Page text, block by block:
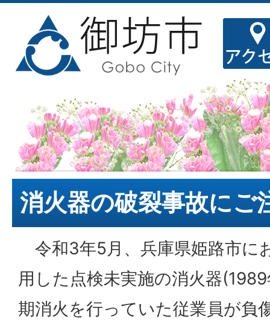
消火器の破裂事故にご
令和3年5月、兵庫県姫路市に
用した点検未実施の消火器
期消火を行っていた従業員が負